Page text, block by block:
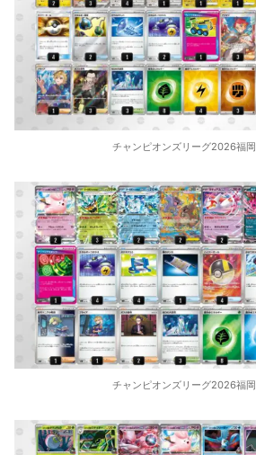
チャンピオンズリーグ2026福岡
チャンピオンズリーグ2026福岡